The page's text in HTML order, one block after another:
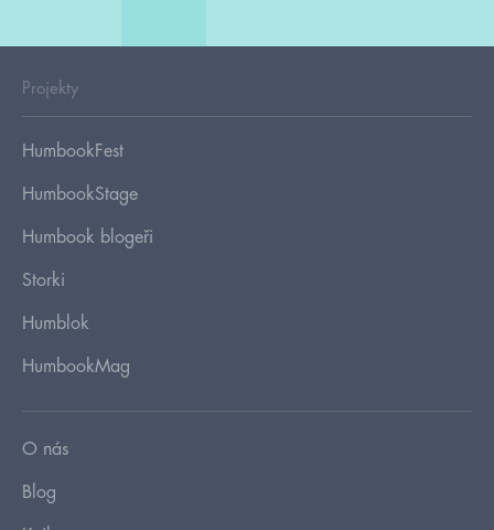
Projekty
HumbookFest
HumbookStage
Humbook blogeři
Storki
Humblok
HumbookMag
O nás
Blog